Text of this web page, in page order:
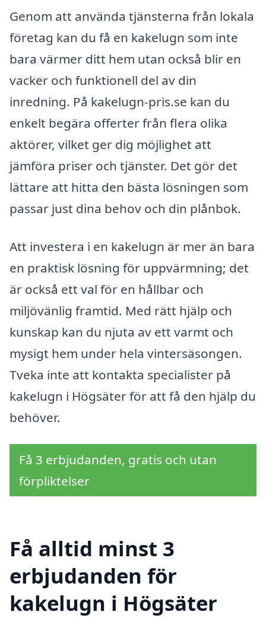
Genom att använda tjänsterna från lokala
företag kan du få en kakelugn som inte
bara värmer ditt hem utan också blir en
vacker och funktionell del av din
inredning. På kakelugn-pris.se kan du
enkelt begära offerter från flera olika
aktörer, vilket ger dig möjlighet att
jämföra priser och tjänster. Det gör det
lättare att hitta den bästa lösningen som
passar just dina behov och din plånbok.
Att investera i en kakelugn är mer än bara
en praktisk lösning för uppvärmning; det
är också ett val för en hållbar och
miljövänlig framtid. Med rätt hjälp och
kunskap kan du njuta av ett varmt och
mysigt hem under hela vintersäsongen.
Tveka inte att kontakta specialister på
kakelugn i Högsäter för att få den hjälp du
behöver.
Få 3 erbjudanden, gratis och utan
förpliktelser
Få alltid minst 3
erbjudanden för
kakelugn i Högsäter